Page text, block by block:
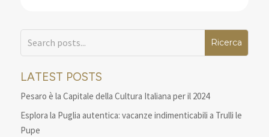
LATEST POSTS
Pesaro è la Capitale della Cultura Italiana per il 2024
Esplora la Puglia autentica: vacanze indimenticabili a Trulli le
Pupe